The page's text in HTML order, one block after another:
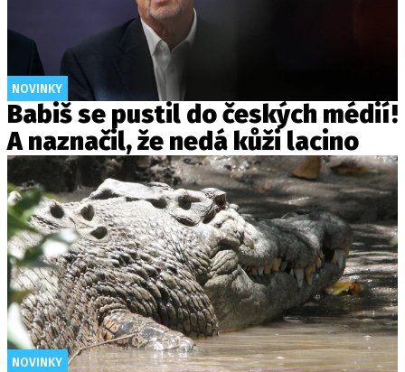
NOVINKY
Babiš se pustil do českých médií!
A naznačil, že nedá kůži lacino
NOVINKY